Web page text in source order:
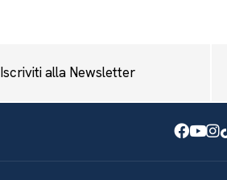
Iscriviti alla Newsletter